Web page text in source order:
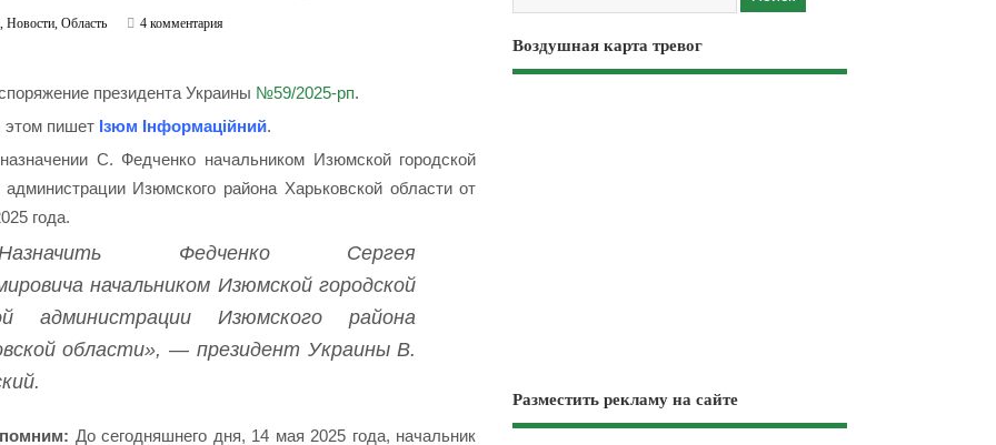
,Новости,Область
4 комментария
президента Украины №59/2025-рп.
пишет Ізюм Інформаційний.
С. Федченко начальником Изюмской городской
администрации Изюмского района Харьковской области от
года.
Федченко Сергея
начальником Изюмской городской
администрации Изюмского района
области», — президент Украины В.
До сегодняшнего дня, 14 мая 2025 года, начальник
Воздушная карта тревог
Разместить рекламу на сайте